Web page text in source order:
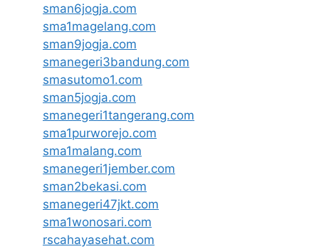
sman6jogja.com
sma1magelang.com
sman9jogja.com
smanegeri3bandung.com
smasutomo1.com
sman5jogja.com
smanegeri1tangerang.com
sma1purworejo.com
sma1malang.com
smanegeri1jember.com
sman2bekasi.com
smanegeri47jkt.com
sma1wonosari.com
rscahayasehat.com